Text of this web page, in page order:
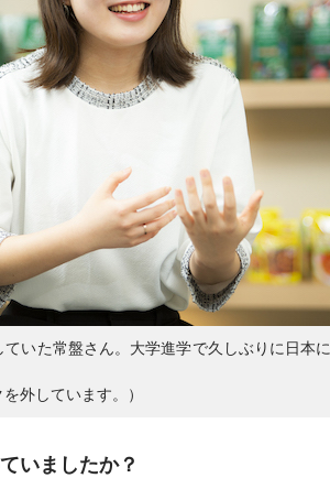
いた常盤さん。大学進学で久しぶりに日本
外しています。）
いましたか？